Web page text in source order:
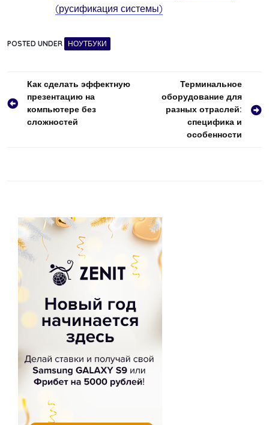
(русификация системы)
POSTED UNDER НОУТБУКИ
Навигация
по
записям
Как сделать эффектную
презентацию на
компьютере без
сложностей
Терминальное
оборудование для
разных отраслей:
специфика и
особенности